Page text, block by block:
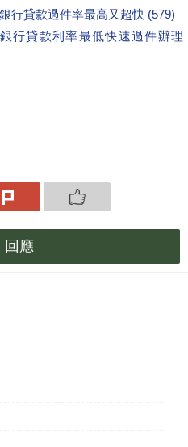
行貸款過件率最高又超快 (579)
行貸款利率最低快速過件辦理
回應